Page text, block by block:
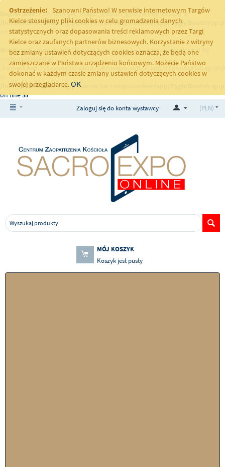
Deprecated: Function get_magic_quotes_gpc() is deprecated in
/home/klient.dhosting.pl/sacro/sacroexpo.online/app/Tygh/
on line251
Warning: Cannot modify header information - headers already sent by
(output started at
/home/klient.dhosting.pl/sacro/sacroexpo.online/app/Tygh/
/home/klient.dhosting.pl/sacro/sacroexpo.online/app/Tygh/
on line37
Ostrzeżenie:
Szanowni Państwo! W serwisie internetowym Targów
Kielce stosujemy pliki cookies w celu gromadzenia danych
statystycznych oraz dopasowania treści reklamowych przez Targi
Kielce oraz zaufanych partnerów biznesowych. Korzystanie z witryny
bez zmiany ustawień dotyczących cookies oznacza, że będą one
zamieszczane w Państwa urządzeniu końcowym. Możecie Państwo
dokonać w każdym czasie zmiany ustawień dotyczących cookies w
swojej przeglądarce.OK
(PLN)
Zaloguj się do konta wystawcy
MÓJ KOSZYK
Koszyk jest pusty